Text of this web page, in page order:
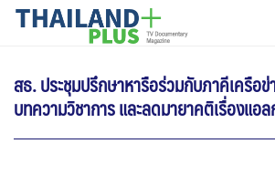
SkipTHAILANDPLUS NEWS
สธ. ประชุมปรึกษาหารือร่วมกับภาคีเครือ
บทความวิชาการ และลดมายาคติเรื่องแอ